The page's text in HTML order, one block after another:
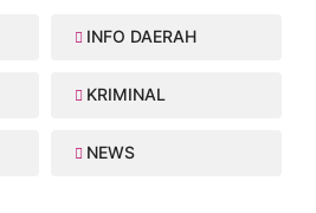
INFO DAERAH
KRIMINAL
NEWS